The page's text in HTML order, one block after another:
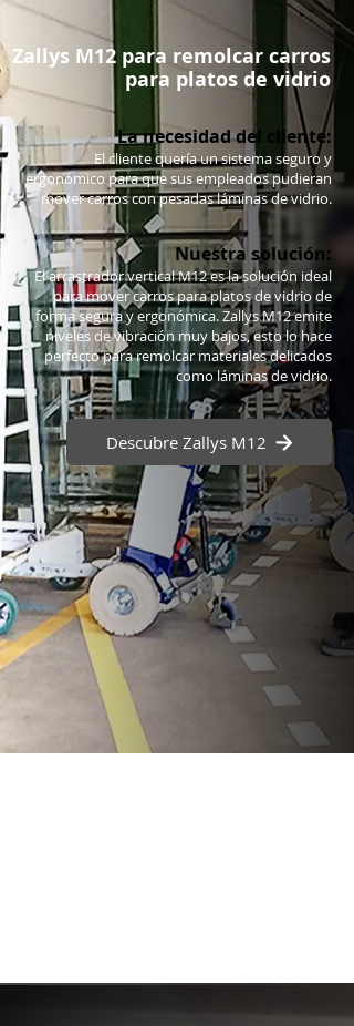
Zallys M12 para remolcar carros
para platos de vidrio
La necesidad del cliente:
El cliente quería un sistema seguro y
ergonómico para que sus empleados pudieran
mover carros con pesadas láminas de vidrio.
Nuestra solución:
El arrastrador vertical M12 es la solución ideal
para mover carros para platos de vidrio de
forma segura y ergonómica. Zallys M12 emite
niveles de vibración muy bajos, esto lo hace
perfecto para remolcar materiales delicados
como láminas de vidrio.
Descubre Zallys M12